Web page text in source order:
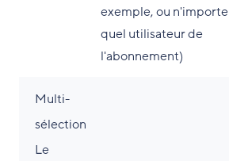
exemple, ou n'importe
quel utilisateur de
l'abonnement)
Multi-
sélection
Le